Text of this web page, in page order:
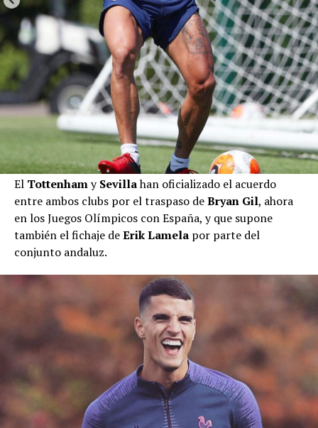
El TottenhamySevillahan oficializado el acuerdo
entre ambos clubs por el traspaso deBryan Gil, ahora
en los Juegos Olímpicos con España, y que supone
también el fichaje deErik Lamela por parte del
conjunto andaluz.